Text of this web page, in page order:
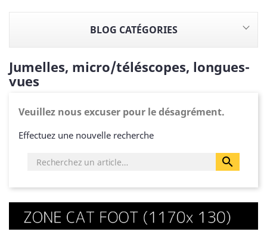
BLOG CATÉGORIES
Jumelles, micro/téléscopes, longues-
vues
Veuillez nous excuser pour le désagrément.
Effectuez une nouvelle recherche
